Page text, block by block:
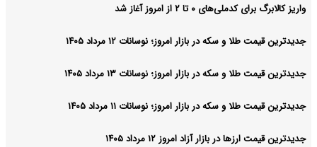
واریز کالابرگ برای کدملی‌های ۰ تا ۲ از امروز آغاز شد
جدیدترین قیمت طلا و سکه در بازار امروز؛ نوسانات ۱۲ مرداد ۱۴۰۵
جدیدترین قیمت طلا و سکه در بازار امروز؛ نوسانات ۱۳ مرداد ۱۴۰۵
جدیدترین قیمت طلا و سکه در بازار امروز؛ نوسانات ۱۱ مرداد ۱۴۰۵
جدیدترین قیمت ارزها در بازار آزاد امروز ۱۲ مرداد ۱۴۰۵